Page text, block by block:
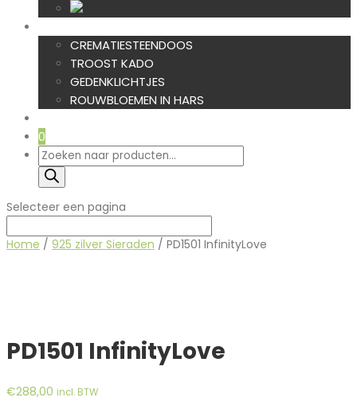
CREMATIESTEENDOOS
TROOST KADO
GEDENKLICHTJES
ROUWBLOEMEN IN HARS
0
Producten
zoeken
Selecteer een pagina
Home / 925 zilver Sieraden / PD1501 InfinityLove
PD1501 InfinityLove
€288,00 incl. BTW